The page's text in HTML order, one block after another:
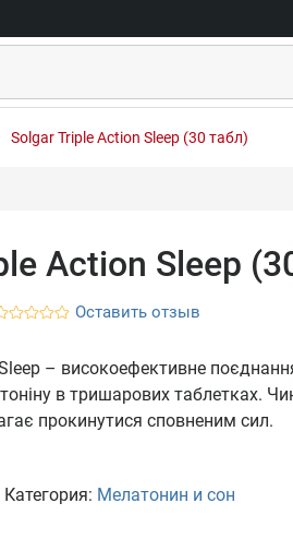
Solgar Triple Action Sleep (30 табл)
Action Sleep
Оставить отзыв
– високоефективне
в тришарових таблетках.
прокинутися сповненим сил.
Категория: Мелатонин и сон